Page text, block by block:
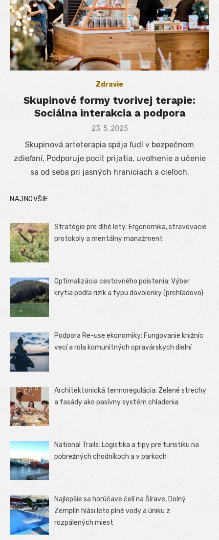
Zdravie
Skupinové formy tvorivej terapie:
Sociálna interakcia a podpora
Posted
23. 5. 2025
Skupinová arteterapia spája ľudí v bezpečnom
zdieľaní. Podporuje pocit prijatia, uvoľnenie a učenie
sa od seba pri jasných hraniciach a cieľoch.
NAJNOVŠIE
Stratégie pre dlhé lety: Ergonomika, stravovacie
protokoly a mentálny manažment
Optimalizácia cestovného poistenia: Výber
krytia podľa rizík a typu dovolenky (prehľadovo)
Podpora Re-use ekonomiky: Fungovanie knižníc
vecí a rola komunitných opravárskych dielní
Architektonická termoregulácia: Zelené strechy
a fasády ako pasívny systém chladenia
National Trails: Logistika a tipy pre turistiku na
pobrežných chodníkoch a v parkoch
Najlepšie sa horúčave čelí na Šírave, Dolný
Zemplín hlási leto plné vody a úniku z
rozpálených miest